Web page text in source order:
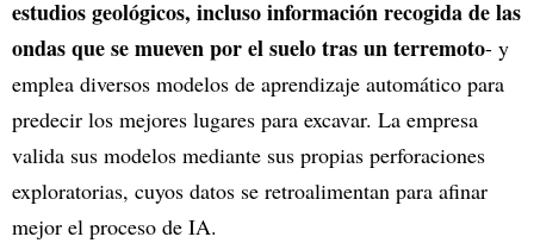
estudios geológicos, incluso información recogida de las
ondas que se mueven por el suelo tras un terremoto- y
emplea diversos modelos de aprendizaje automático para
predecir los mejores lugares para excavar. La empresa
valida sus modelos mediante sus propias perforaciones
exploratorias, cuyos datos se retroalimentan para afinar
mejor el proceso de IA.